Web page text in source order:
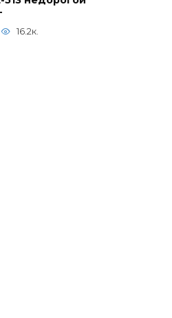
16.2к.